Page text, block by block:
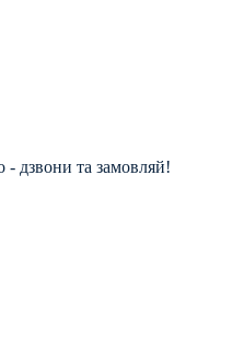
- дзвони та замовляй!